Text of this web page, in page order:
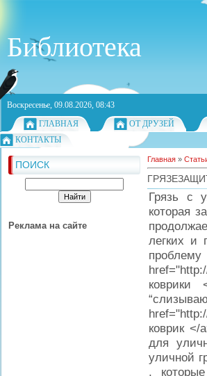
Библиотека
Воскресенье, 09.08.2026, 08:43
ГЛАВНАЯ
ОТ ДРУЗЕЙ
КОНТАКТЫ
ПОИСК
Реклама на сайте
Главная »
Грязь с
которая
легких и
коврики
коврик </
для
уличной
,